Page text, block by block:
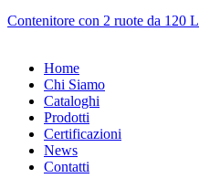
Contenitore con 2 ruote da 120 L
Home
Chi Siamo
Cataloghi
Prodotti
Certificazioni
News
Contatti